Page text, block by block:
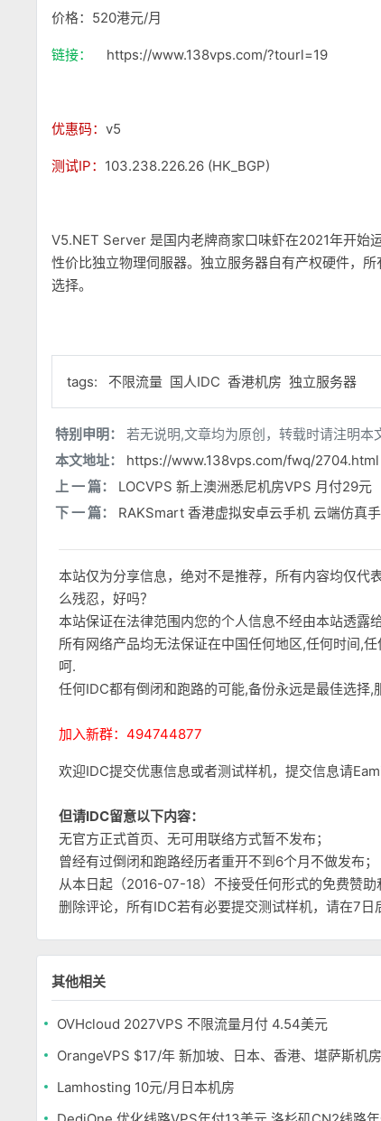
价格：520港元/月
链接： https://www.138vps.com/?tourl=19
优惠码： v5
测试IP： 103.238.226.26 (HK_BGP)
V5.NET Server 是国内老牌商家口味虾在2021年开始
性价比独立物理伺服器。独立服务器自有产权硬件，
选择。
tags: 不限流量 国人IDC 香港机房 独立服务器
特别申明：
若无说明,文章均为原创，转载时请注明本
本文地址：
https://www.138vps.com/fwq/2704.html
上 一 篇：
LOCVPS 新上澳洲悉尼机房VPS 月付29元
下 一 篇：
RAKSmart 香港虚拟安卓云手机 云端仿真
本站仅为分享信息，绝对不是推荐，所有内容均仅代
么残忍，好吗？
本站保证在法律范围内您的个人信息不经由本站透露
所有网络产品均无法保证在中国任何地区,任何时间,
呵.
任何IDC都有倒闭和跑路的可能,备份永远是最佳选择
加入新群：494744877
欢迎IDC提交优惠信息或者测试样机，提交信息请
但请IDC留意以下内容：
无官方正式首页、无可用联络方式暂不发布；
曾经有过倒闭和跑路经历者重开不到6个月不做发布；
从本日起（2016-07-18）不接受任何形式的免费赞
删除评论，所有IDC若有必要提交测试样机，请在7日
其他相关
OVHcloud 2027VPS 不限流量月付 4.54美元
OrangeVPS $17/年 新加坡、日本、香港、堪萨斯机房
Lamhosting 10元/月日本机房